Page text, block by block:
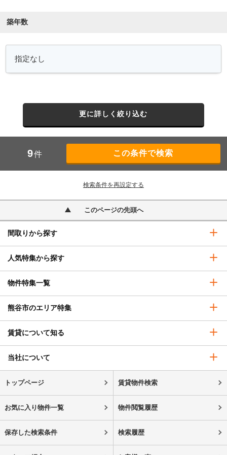
築年数
更に詳しく絞り込む
9件
検索条件を再設定する
このページの先頭へ
間取りから探す
人気特集から探す
物件特集一覧
熊谷市のエリア特集
賃貸について知る
当社について
トップページ 賃貸物件検索
お気に入り物件一覧 物件閲覧履歴
保存した検索条件 検索履歴